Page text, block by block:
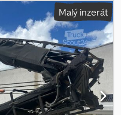
• Maximálna pracovná
(mm): 4950 x 1850 x 2950
Vögele Niveltronic
/ výsuvná • CE
Vyhradzujeme si právo
Malý inzerát